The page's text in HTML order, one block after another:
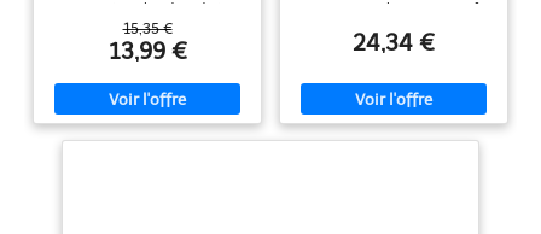
rééquilibrer votre taux de fer
dans le sang Formule anti-
fatigue : Le fer contribue à
réduire la fatigue - Les
vitamines B2, B6 et B12
contribuent en outre à un
15,35 €
13,99 €
réduire la fatigue, soutenir le
améliorer le transport de
l'oxygène chez l'enfant dès la
diversification alimentaire.
24,34 €